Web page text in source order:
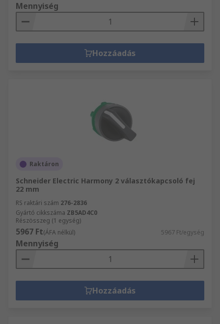
Mennyiség
Hozzáadás
Raktáron
Schneider Electric Harmony 2 választókapcsoló fej
22 mm
RS raktári szám 276-2836
Gyártó cikkszáma ZB5AD4C0
Részösszeg (1 egység)
5967 Ft(ÁFA nélkül) 5967 Ft/egység
Mennyiség
Hozzáadás